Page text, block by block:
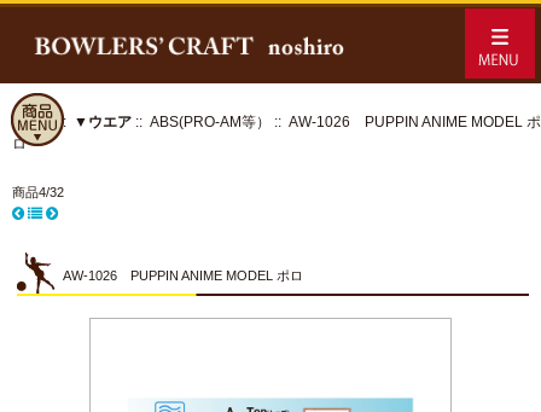
ホーム:: ▼ウエア :: ABS(PRO-AM等）
:: AW-1026 PUPPIN ANIME MODEL ポ
ロ
商品4/32
AW-1026 PUPPIN ANIME MODEL ポロ